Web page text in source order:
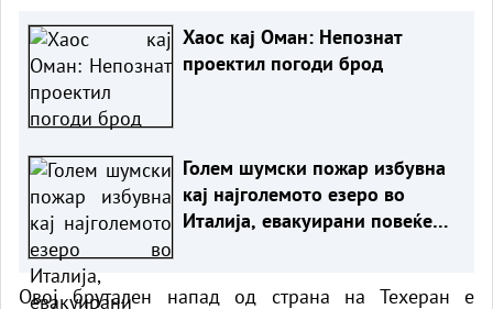
Хаос кај Оман: Непознат
проектил погоди брод
Голем шумски пожар избувна
кај најголемото езеро во
Италија, евакуирани повеќе
Овој брутален напад од страна на Техеран е